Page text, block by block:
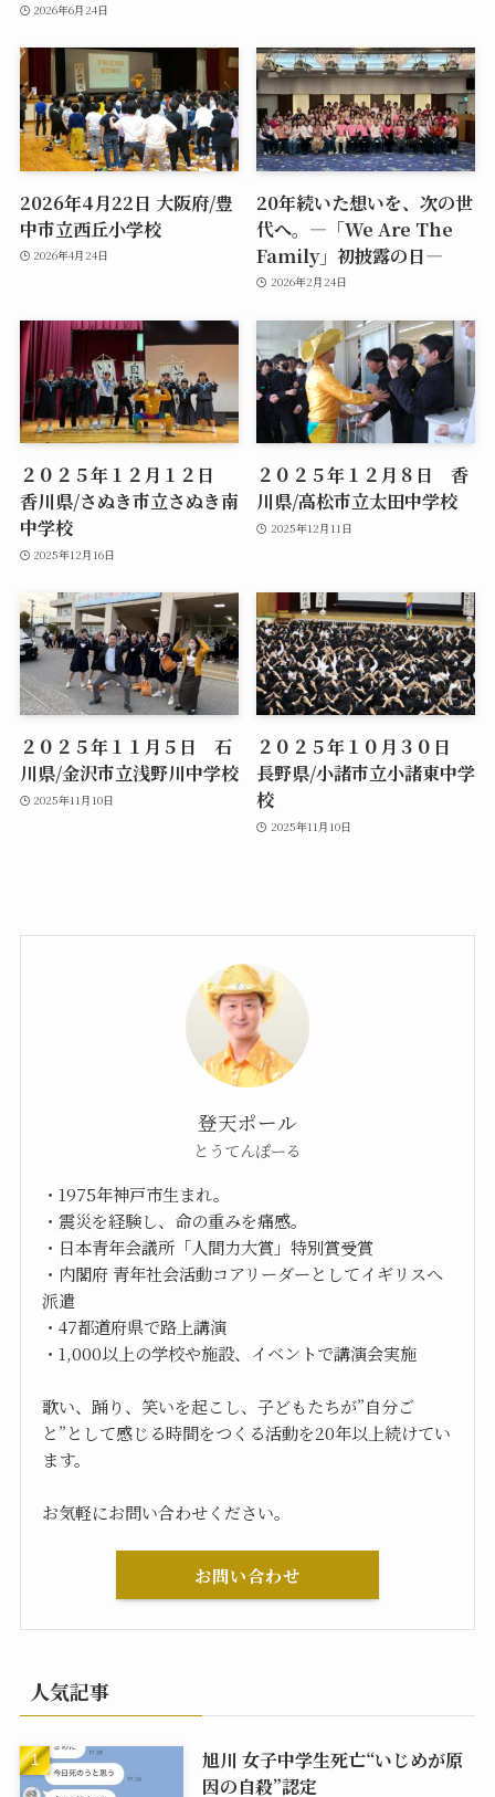
2026年6月24日
2026年4月22日 大阪府/豊
中市立西丘小学校
2026年4月24日
20年続いた想いを、次の世
代へ。―「We Are The
Family」初披露の日―
2026年2月24日
２０２５年１２月１２日
香川県/さぬき市立さぬき南
中学校
2025年12月16日
２０２５年１２月８日 香
川県/高松市立太田中学校
2025年12月11日
２０２５年１１月５日 石
川県/金沢市立浅野川中学校
2025年11月10日
２０２５年１０月３０日
長野県/小諸市立小諸東中学
校
2025年11月10日
登天ポール
とうてんぽーる
・1975年神戸市生まれ。
・震災を経験し、命の重みを痛感。
・日本青年会議所「人間力大賞」特別賞受賞
・内閣府 青年社会活動コアリーダーとしてイギリスへ
派遣
・47都道府県で路上講演
・1,000以上の学校や施設、イベントで講演会実施
歌い、踊り、笑いを起こし、子どもたちが”自分ご
と”として感じる時間をつくる活動を20年以上続けてい
ます。
お気軽にお問い合わせください。
お問い合わせ
人気記事
旭川 女子中学生死亡“いじめが原
因の自殺”認定